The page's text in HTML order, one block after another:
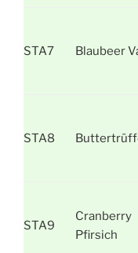
STA7 Blaubeer
STA8
STA9
Cranberry
Pfirsich